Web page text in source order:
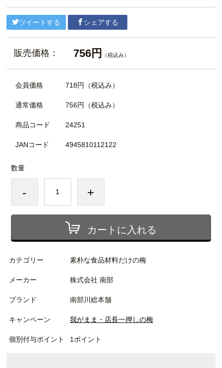
ツイートする シェアする
販売価格： 756円 （税込み）
会員価格 718円 （税込み）
通常価格 756円 （税込み）
商品コード 24251
JANコード 4945810112122
数量
- +
カートに入れる
カテゴリー 素朴な食品材料だけの梅
メーカー 株式会社 南部
ブランド 南部川総本舗
キャンペーン 我がまま・店長一押しの梅
個別付与ポイント 1ポイント